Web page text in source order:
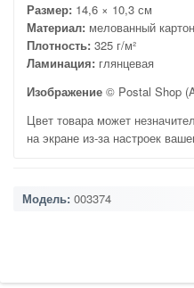
Размер: 14,6 × 10,3 см
Материал: мелованный картон
Плотность: 325 г/м²
Ламинация: глянцевая
Изображение © Postal Shop
Цвет товара может
на экране из-за настроек
Модель: 003374